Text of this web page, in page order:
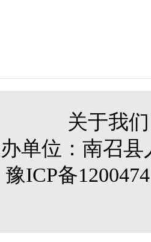
关于我们
单位：南召
ICP备